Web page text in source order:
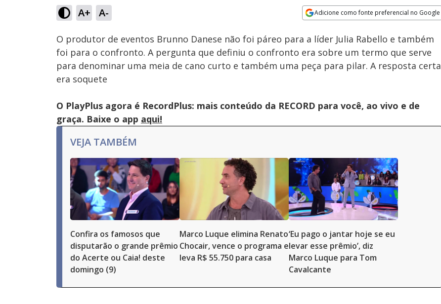
A+ A- Adicione como fonte preferencial no Google
Ativar
Som
15.45%
Velocidade
O produtor de eventos Brunno Danese não foi páreo para a líder Julia Rabello e também
foi para o confronto. A pergunta que definiu o confronto era sobre um termo que serve
para denominar uma meia de cano curto e também uma peça para pilar. A resposta certa
era soquete
O PlayPlus agora é RecordPlus: mais conteúdo da RECORD para você, ao vivo e de
graça. Baixe o app aqui!
VEJA TAMBÉM
Confira os famosos que
disputarão o grande prêmio
do Acerte ou Caia! deste
domingo (9)
Marco Luque elimina Renato
Chocair, vence o programa e
leva R$ 55.750 para casa
‘Eu pago o jantar hoje se eu
levar esse prêmio’, diz
Marco Luque para Tom
Cavalcante